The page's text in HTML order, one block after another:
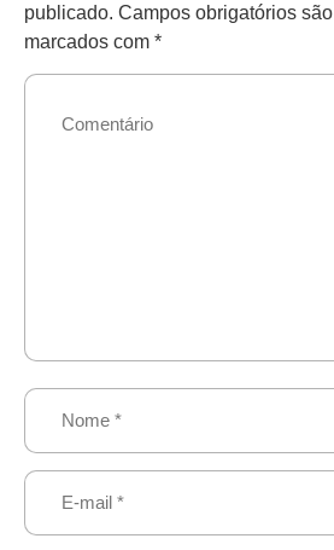
publicado. Campos obrigatórios são
marcados com *